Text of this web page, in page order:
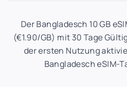
Der Bangladesch 10 GB
(€1.90/GB) mit 30 Tage
der ersten Nutzung
Bangladesch eSIM-